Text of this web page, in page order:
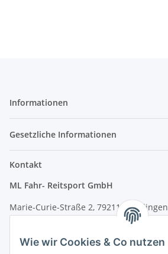
Wie wir Cookies & Co nutzen
Informationen
Gesetzliche Informationen
Kontakt
ML Fahr- Reitsport GmbH
Marie-Curie-Straße 2, 79211 Denzlingen